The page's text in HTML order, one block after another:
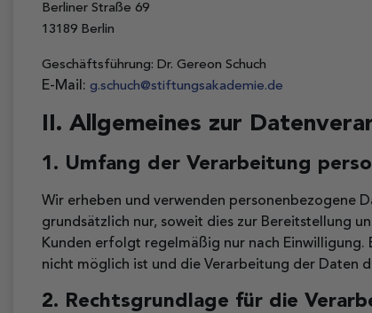
Berliner Straße 69
13189 Berlin
Geschäftsführung: Dr. Gereon Schuch
E-Mail: g.schuch@stiftungsakademie.de
II. Allgemeines zur
1. Umfang der Verarbeitung
Wir erheben und verwenden personenbezogene
grundsätzlich nur, soweit dies zur Bereitstellung
Kunden erfolgt regelmäßig nur nach Einwilligung.
nicht möglich ist und die Verarbeitung der Daten
2. Rechtsgrundlage für die